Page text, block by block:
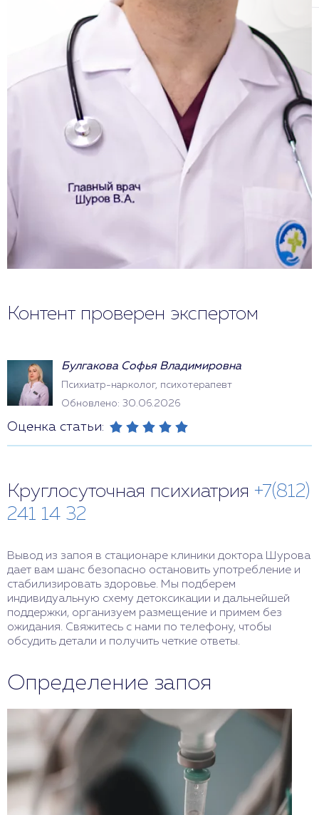
Контент проверен экспертом
Булгакова Софья Владимировна
Психиатр-нарколог, психотерапевт
Обновлено: 30.06.2026
Оценка статьи:
Круглосуточная психиатрия +7(812)
241 14 32
Вывод из запоя в стационаре клиники доктора Шурова
дает вам шанс безопасно остановить употребление и
стабилизировать здоровье. Мы подберем
индивидуальную схему детоксикации и дальнейшей
поддержки, организуем размещение и примем без
ожидания. Свяжитесь с нами по телефону, чтобы
обсудить детали и получить четкие ответы.
Определение запоя